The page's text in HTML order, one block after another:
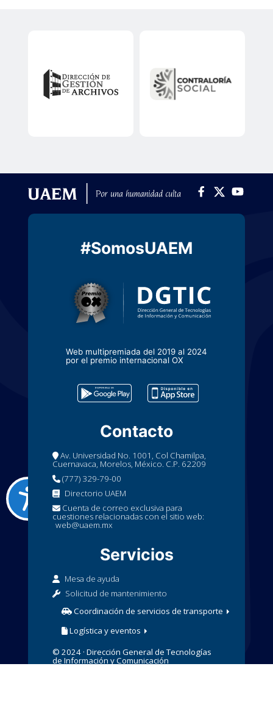
#SomosUAEM
Web multipremiada del 2019 al 2024
por el premio internacional OX
Contacto
Av. Universidad No. 1001, Col Chamilpa,
Cuernavaca, Morelos, México. C.P. 62209
(777) 329-79-00
Directorio UAEM
Cuenta de correo exclusiva para
cuestiones relacionadas con el sitio web:
web@uaem.mx
Servicios
Mesa de ayuda
Solicitud de mantenimiento
Coordinación de servicios de transporte
Logística y eventos
© 2024 · Dirección General de Tecnologías
de Información y Comunicación